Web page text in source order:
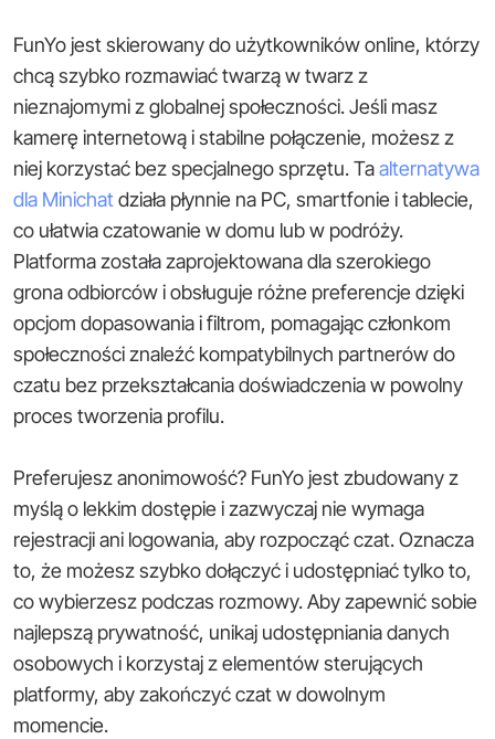
FunYo jest skierowany do użytkowników online, którzy
chcą szybko rozmawiać twarzą w twarz z
nieznajomymi z globalnej społeczności. Jeśli masz
kamerę internetową i stabilne połączenie, możesz z
niej korzystać bez specjalnego sprzętu. Taalternatywa
dla Minichatdziała płynnie na PC, smartfonie i tablecie,
co ułatwia czatowanie w domu lub w podróży.
Platforma została zaprojektowana dla szerokiego
grona odbiorców i obsługuje różne preferencje dzięki
opcjom dopasowania i filtrom, pomagając członkom
społeczności znaleźć kompatybilnych partnerów do
czatu bez przekształcania doświadczenia w powolny
proces tworzenia profilu.
Preferujesz anonimowość? FunYo jest zbudowany z
myślą o lekkim dostępie i zazwyczaj nie wymaga
rejestracji ani logowania, aby rozpocząć czat. Oznacza
to, że możesz szybko dołączyć i udostępniać tylko to,
co wybierzesz podczas rozmowy. Aby zapewnić sobie
najlepszą prywatność, unikaj udostępniania danych
osobowych i korzystaj z elementów sterujących
platformy, aby zakończyć czat w dowolnym
momencie.